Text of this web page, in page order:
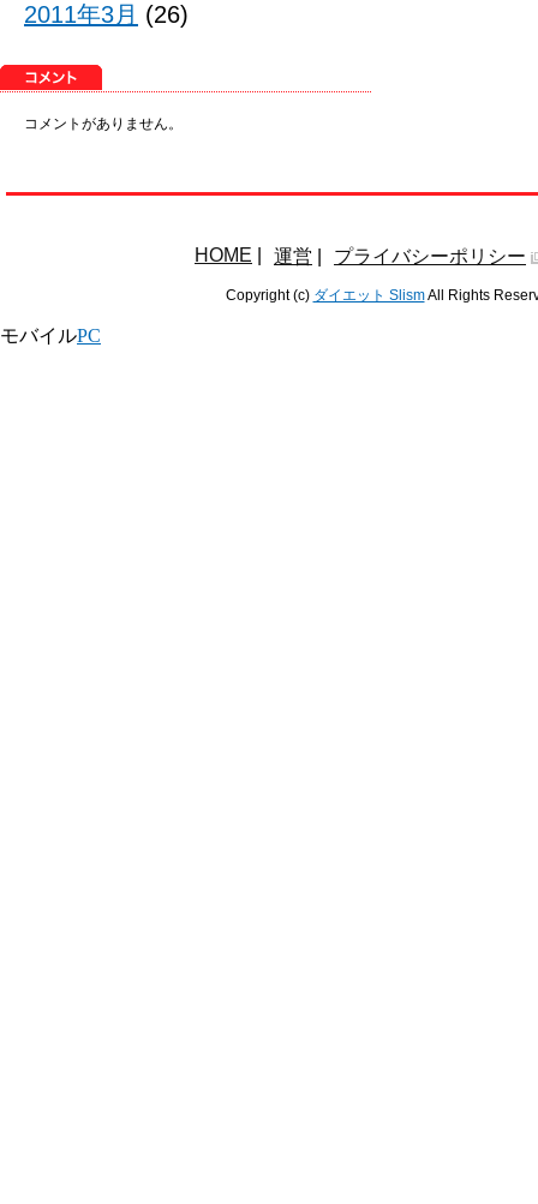
2011年3月 (26)
コメントがありません。
HOME 運営 プライバシーポリシー
Copyright (c) ダイエット SlismAll Rights
モバイルPC